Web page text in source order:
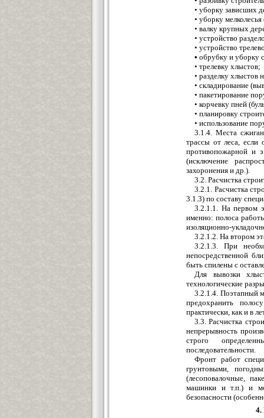
• уборку зависших
• уборку
• валку крупных
• устройство
• устройство
• обрубку и уборку
• трелевку хлыстов;
• разделку хлыстов
• складирование
• пакетирование
• корчевку пней
• планировку
• использование
3.1.4. Места
трассы от леса, если
противопожарной и
(исключение
захоронения и др.).
3.2. Расчистка
3.2.1. Расчистка
3.1.3) по составу
3.2.1.1. На первом
именно: полоса
изоляционно-
3.2.1.2. На втором
3.2.1.3. При
непосредственной
быть спилены с
Для вывозки
технологические
3.2.1.4. Поэтапный
предохранить
практически, как и в
3.3. Расчистка
непрерывность
строго
последовательности.
Фронт работ
грунтовыми,
(лесоповалочные,
машинки и т.п.) и
безопасности
4.